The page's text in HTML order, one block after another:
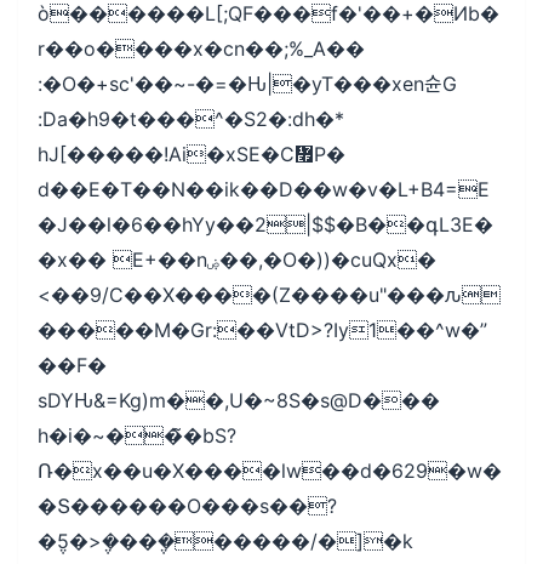
ò������L[;QF���f�'��+�Ͷb�
r��o����x�cn��;%_A��
:�O�+sc'��~-�=�Ԋ|�yT���xen슌G
:Da�h9�t���^�S2�:dh�*
hJ[�����!Ai�xSE�C៯P�
d��E�T��N��ik��D��w�v�L+B4=E
�J��l�6��hYy��2|$$�B��գL3E�
�x�� E+��nۻ��,�O�))�cuQx�
<��9/C��X����(Z����u"���ԉ
�����M�Gr:��VtD>?Iy1��^w�”
��F�
sDYԊ&=Kg)m��,U�~8S�s@D���
h�i�~��̃�bS?
Ռ�x��u�X����lw��d�629�w�
�Տ������O���s��?
�݆5�>�݆���݆�����/�]�k